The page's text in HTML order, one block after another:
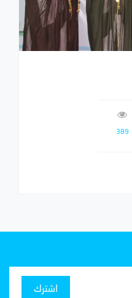
389
اشترك